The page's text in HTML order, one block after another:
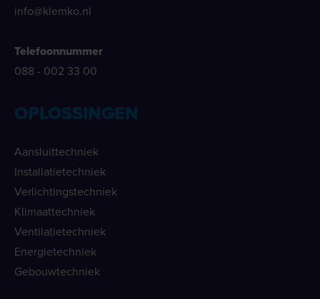
info@klemko.nl
Telefoonnummer
088 - 002 33 00
OPLOSSINGEN
Aansluittechniek
Installatietechniek
Verlichtingstechniek
Klimaattechniek
Ventilatietechniek
Energietechniek
Gebouwtechniek